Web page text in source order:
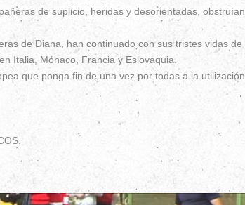
de suplicio, heridas y desorientadas, obstruían
de Diana, han continuado con sus tristes vidas de
Italia, Mónaco, Francia y Eslovaquia.
que ponga fin de una vez por todas a la utilización